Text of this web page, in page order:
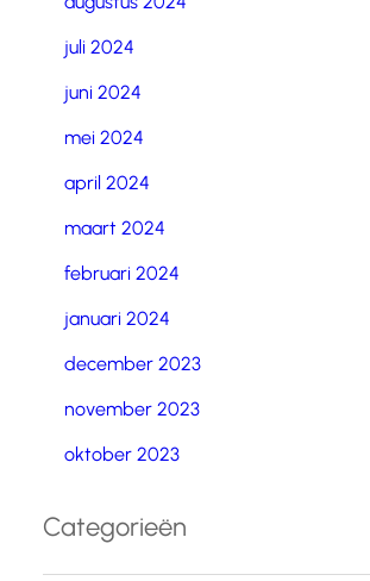
juli 2024
juni 2024
mei 2024
april 2024
maart 2024
februari 2024
januari 2024
december 2023
november 2023
oktober 2023
Categorieën